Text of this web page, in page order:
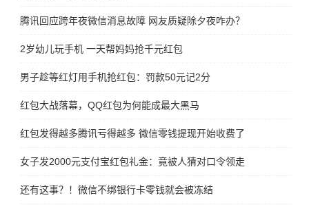
腾讯回应跨年夜微信消息故障 网友质疑除夕夜咋办？
2岁幼儿玩手机 一天帮妈妈抢千元红包
男子趁等红灯用手机抢红包：罚款50元记2分
红包大战落幕，QQ红包为何能成最大黑马
红包发得越多腾讯亏得越多 微信零钱提现开始收费了
女子发2000元支付宝红包礼金：竟被人猜对口令领走
还有这事？！微信不绑银行卡零钱就会被冻结